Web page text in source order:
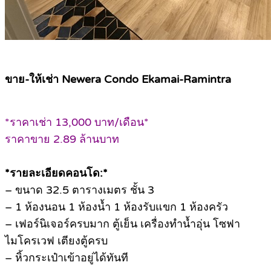
ขาย-ให้เช่า Newera Condo Ekamai-Ramintra
*ราคาเช่า 13,000 บาท/เดือน*
ราคาขาย 2.89 ล้านบาท
*รายละเอียดคอนโด:*
– ขนาด 32.5 ตารางเมตร ชั้น 3
– 1 ห้องนอน 1 ห้องน้ำ 1 ห้องรับแขก 1 ห้องครัว
– เฟอร์นิเจอร์ครบมาก ตู้เย็น เครื่องทำน้ำอุ่น โซฟา
ไมโครเวฟ เตียงตู้ครบ
– หิ้วกระเป๋าเข้าอยู่ได้ทันที